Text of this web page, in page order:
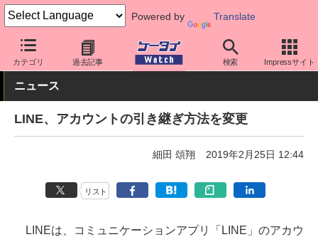
Powered by Translate
カテゴリ 過去記事 検索 Impressサイト
ケータイ Watch アプリ・サービス SNS
ニュース
LINE、アカウントの引き継ぎ方法を変更
細田 頌翔 2019年2月25日 12:44
リスト
LINEは、コミュニケーションアプリ「LINE」のアカウ